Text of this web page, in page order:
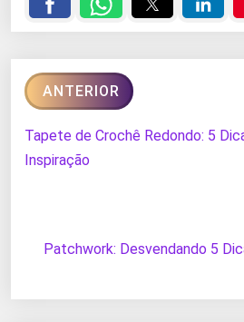
ANTERIOR
Tapete de Crochê Redondo: 5
Inspiração
Patchwork: Desvendando 5